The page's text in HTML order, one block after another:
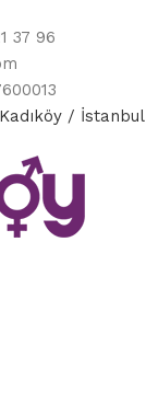
37 96
/ İstanbul